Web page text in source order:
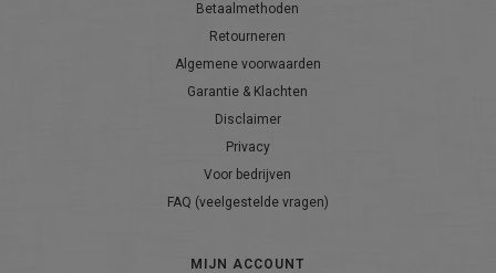
Betaalmethoden
Retourneren
Algemene voorwaarden
Garantie & Klachten
Disclaimer
Privacy
Voor bedrijven
FAQ (veelgestelde vragen)
MIJN ACCOUNT